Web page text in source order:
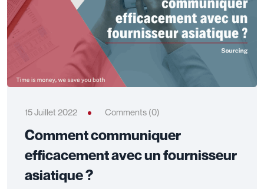
15 Juillet 2022 Comments (0)
Comment communiquer
efficacement avec un fournisseur
asiatique ?